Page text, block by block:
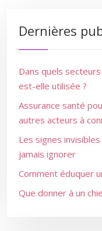
Dernières
Dans quels
est-elle utilisée ?
Assurance santé
autres acteurs à
Les signes
jamais ignorer
Comment éduquer
Que donner à un